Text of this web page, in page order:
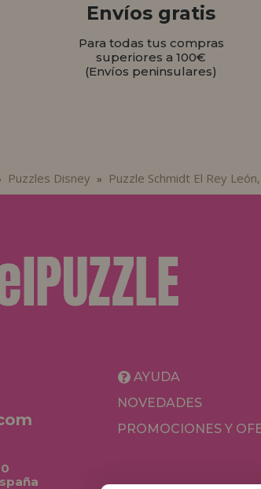
Envíos gratis
Para todas tus compras
superiores a 100€
(Envíos peninsulares)
Puzzles Disney » Puzzle Schmidt El Rey
AYUDA
NOVEDADES
PROMOCIONES Y